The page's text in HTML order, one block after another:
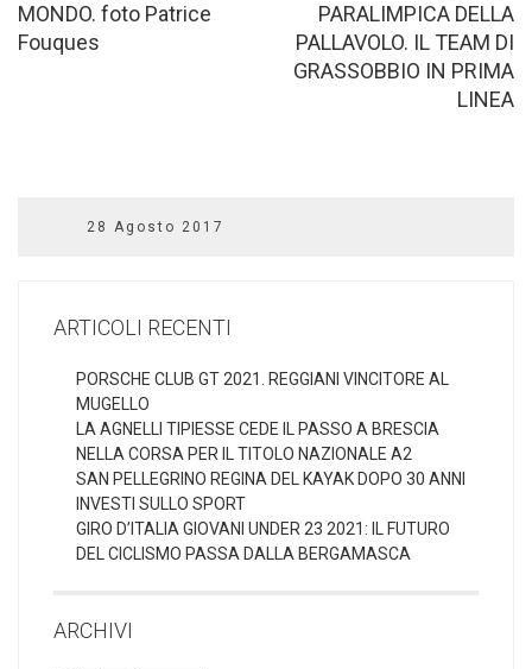
MONDO. foto Patrice
Fouques
PARALIMPICA DELLA
PALLAVOLO. IL TEAM DI
GRASSOBBIO IN PRIMA
LINEA
28 Agosto 2017
ARTICOLI RECENTI
PORSCHE CLUB GT 2021. REGGIANI VINCITORE AL
MUGELLO
LA AGNELLI TIPIESSE CEDE IL PASSO A BRESCIA
NELLA CORSA PER IL TITOLO NAZIONALE A2
SAN PELLEGRINO REGINA DEL KAYAK DOPO 30 ANNI
INVESTI SULLO SPORT
GIRO D’ITALIA GIOVANI UNDER 23 2021: IL FUTURO
DEL CICLISMO PASSA DALLA BERGAMASCA
ARCHIVI